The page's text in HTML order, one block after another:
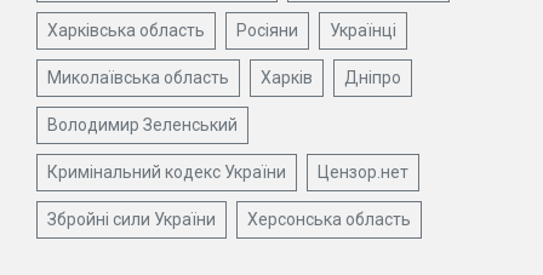
Харківська область Росіяни Українці
Миколаївська область Харків Дніпро
Володимир Зеленський
Кримінальний кодекс України Цензор.нет
Збройні сили України Херсонська область